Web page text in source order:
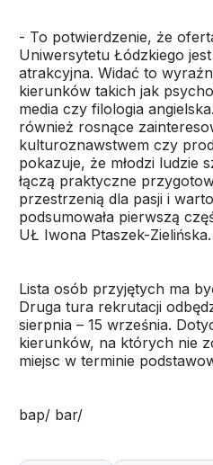
- To potwierdzenie, że
Uniwersytetu Łódzkiego
atrakcyjna. Widać to
kierunków takich jak
media czy filologia
również rosnące
kulturoznawstwem czy
pokazuje, że młodzi ludzie
łączą praktyczne
przestrzenią dla pasji i
podsumowała pierwszą
UŁ Iwona Ptaszek-Zielińska.
Lista osób przyjętych ma
Druga tura rekrutacji
sierpnia – 15 września.
kierunków, na których nie
miejsc w terminie
bap/ bar/